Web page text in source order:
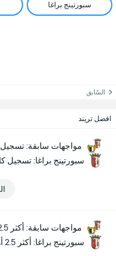
سبورتينج براغا
السّابق
افضل تريند
مواجهات سابقة: تسجيل كلا الفريقين -
سبورتينج براغا: تسجيل كلا الفريقين -
مواجهات سابقة: أكثر 2.5 أهداف - 9/10 المباريات الاخيرة
سبورتينج براغا: أكثر 2.5 أهداف - 5/6 المباريات الاخيرة